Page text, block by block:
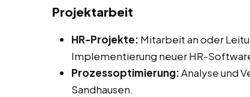
Projektarbeit
HR-Projekte: Mitarbeit an oder
Implementierung neuer HR-
Prozessoptimierung:Analyse und
Sandhausen.